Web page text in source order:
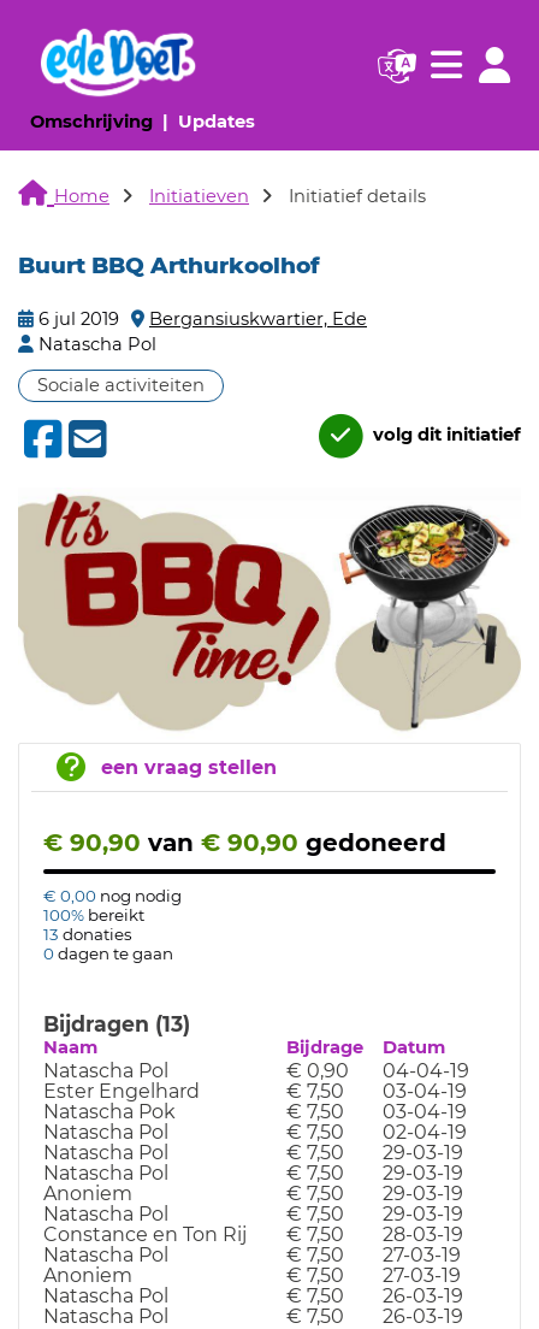
Omschrijving(huidige pagina)
Updates(huidige pagina)
Navigatie
Home Initiatieven Initiatief details
Buurt BBQ Arthurkoolhof
6 jul 2019
Bergansiuskwartier, Ede
Natascha Pol
Sociale activiteiten
volg dit initiatief
een vraag stellen
€ 90,90 van € 90,90 gedoneerd
€ 0,00 nog nodig
100% bereikt
13 donaties
0dagen te gaan
Bijdragen (13)
Naam Bijdrage Datum
Natascha Pol € 0,90
04-04-19
Ester Engelhard
€ 7,50
03-04-19
Natascha Pok
€ 7,50
03-04-19
Natascha Pol
€ 7,50
02-04-19
Natascha Pol
€ 7,50
29-03-19
Natascha Pol
€ 7,50
29-03-19
Anoniem
€ 7,50
29-03-19
Natascha Pol
€ 7,50
29-03-19
Constance en Ton Rij
€ 7,50
28-03-19
Natascha Pol
€ 7,50
27-03-19
Anoniem
€ 7,50
27-03-19
Natascha Pol
€ 7,50
26-03-19
Natascha Pol
€ 7,50 26-03-19